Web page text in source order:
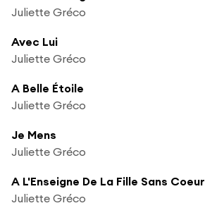
Juliette Gréco
Avec Lui
Juliette Gréco
A Belle Étoile
Juliette Gréco
Je Mens
Juliette Gréco
A L'Enseigne De La Fille Sans Coeur
Juliette Gréco